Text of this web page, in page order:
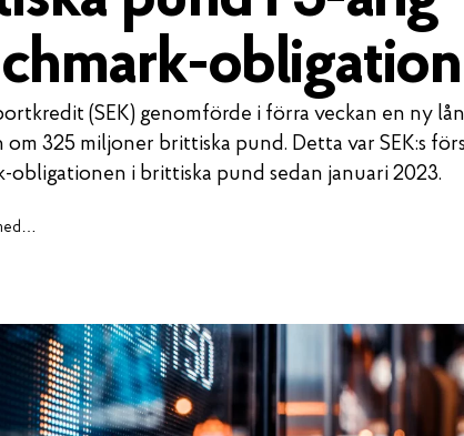
obligation
(SEK) genomförde i förra veckan en ny
om 325 miljoner brittiska pund. Detta var SEK:s
obligationen i brittiska pund sedan januari 2023.
Pressmeddelanden, case och insikter